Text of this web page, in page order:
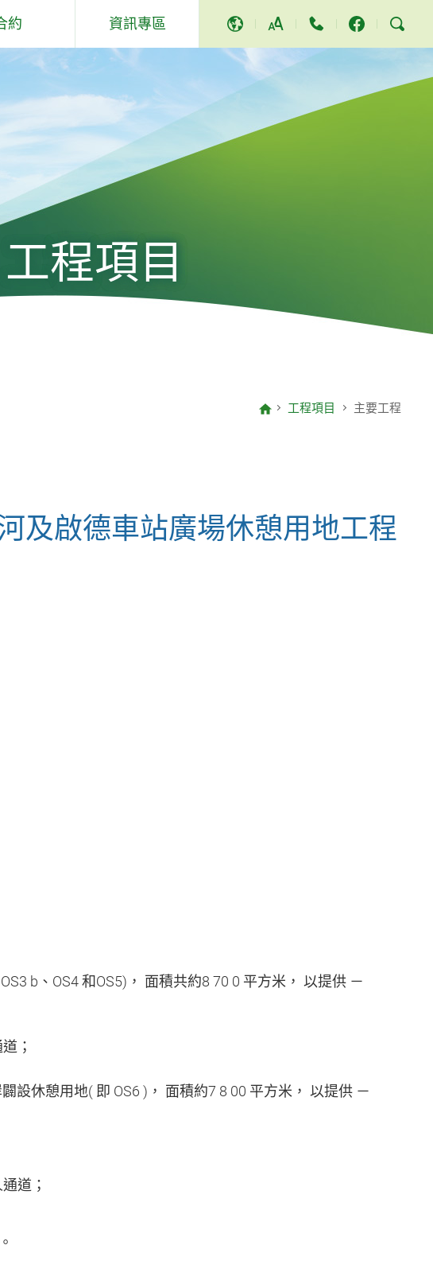
約 資訊專區
獎項及讚譽
社區服務和活動
新聞稿
電視節目
A A
工程項目
工程項目 主要工程
及啟德車站廣場休憩用地工程
OS3 b 、 OS4和OS5) ， 面積共約8 70 0 平方米， 以提供 －
；
設休憩用地( 即 OS6 ) ， 面積約7 8 00 平方米， 以提供 －
道；
。